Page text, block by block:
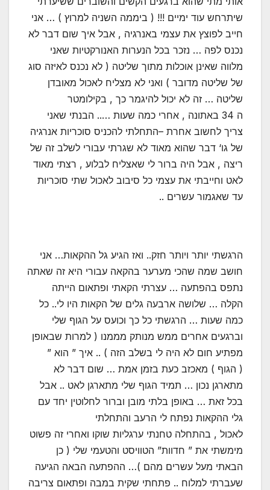
שיתרחש עוד ימיים !!! ( ביממה השניה למרוץ ) … אני
חייב לפוצץ את עצמי באנרגיה , אבל איך שום דבר לא
נכנס לפה … נזכר בכל הנערות האנורקטיות שאני
מלווה שאינן אוכלות מתוך שליטה ( לא נכנס לאיזה סוג
של שליטה מדובר ) ואני לא מצליח לאכול מאובדן
שליטה … זה לא יכול להיגמר כך , בקילומטר
ה 34 באתונה , אחרי כמה שעות ….. הבנתי שאני
צריך לחשוב אחרת –התחלתי להכניס סוכריות אנרגיה
של גו‘ דבר שהוא מאוד לא שגרתי עבורי לשלב זה של
ריצה , אבל היה ברור לי שאצליח לבלוע , רצתי מאוד
לאט וחייבתי את עצמי כל סיבוב לאכול שתי סוכריות
עד שאגמור עשרים ..
הרגשתי יותר ויותר חזק.. ואז הגיע גל ההקאות… אני
חושב שמה שהכי מערער בהקאה עבורי היא זה שאתה
נתפס בהפתעה … עצרתי הקאתי ופתאום הייתה
הקלה … שלושה ארבעה גלים של הקאות היו לי.. כל
כמה שעות … הרגשתי כל כך וכועס על הגוף שלי
וברגעים אחרים ממש מנותק מממנו ( למרות שבאופן
מפתיע חום לא היה לי בשלב הזה ) .. איך ” הוא ”
( הגוף ) מאכזב כעת בזמן אמת … שום דבר לא
מתארגן נכון … תמיד הגוף שלי מתארגן לאט .. אבל
בכל זאת … באופן בלתי מובן וברור לחלוטין יחד עם
גלי ההקאות נפתח לי הרעב והתחלתי
לאכול , בהתחלה טחנתי ערגליות שוקו ואחרי זה פשוט
מימשתי את ” חדוות” הטוויסט והטעמי שלי ( כן
הבאתי מעל עשרים מהם )… ההפתעה הבאה הגיעה
שעברתי למלוח .. פתחתי שקית במבה ופתאום צריבה